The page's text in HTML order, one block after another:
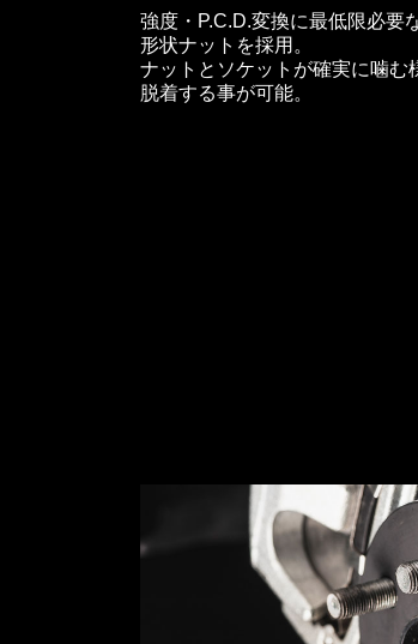
強度・P.C.D.変換に最低限必要
形状ナットを採用。
ナットとソケットが確実に噛む
脱着する事が可能。